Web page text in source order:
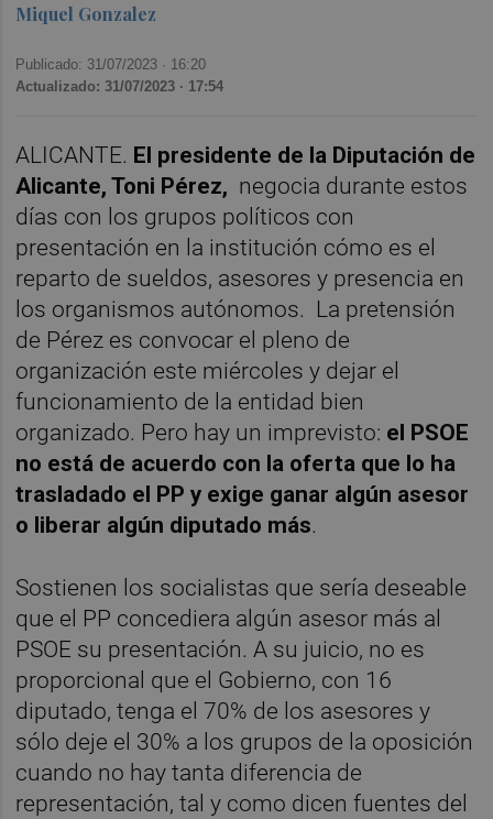
Miquel Gonzalez
Publicado: 31/07/2023 · 16:20
Actualizado: 31/07/2023 · 17:54
ALICANTE. El presidente de la Diputación de
Alicante, Toni Pérez, negocia durante estos
días con los grupos políticos con
presentación en la institución cómo es el
reparto de sueldos, asesores y presencia en
los organismos autónomos. La pretensión
de Pérez es convocar el pleno de
organización este miércoles y dejar el
funcionamiento de la entidad bien
organizado. Pero hay un imprevisto: el PSOE
no está de acuerdo con la oferta que lo ha
trasladado el PP y exige ganar algún asesor
o liberar algún diputado más.
Sostienen los socialistas que sería deseable
que el PP concediera algún asesor más al
PSOE su presentación. A su juicio, no es
proporcional que el Gobierno, con 16
diputado, tenga el 70% de los asesores y
sólo deje el 30% a los grupos de la oposición
cuando no hay tanta diferencia de
representación, tal y como dicen fuentes del